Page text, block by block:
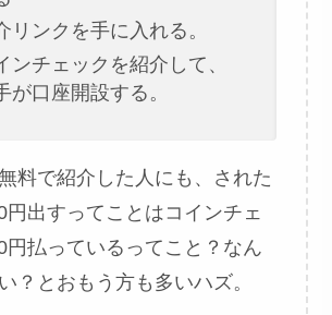
リンクを手に入れる。
ンチェックを紹介して、
が口座開設する。
料で紹介した人にも、された
円出すってことはコインチェ
円払っているってこと？なん
？とおもう方も多いハズ。